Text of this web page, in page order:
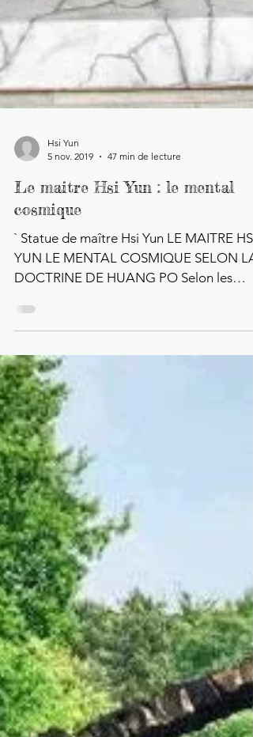
5 nov. 2019
47 min de lecture
Le maitre Hsi Yun : le mental
cosmique
` Statue de maître Hsi Yun LE MAITRE HSI
DOCTRINE DE HUANG PO Selon les
Annales de PEI HSIU Érudit bien...